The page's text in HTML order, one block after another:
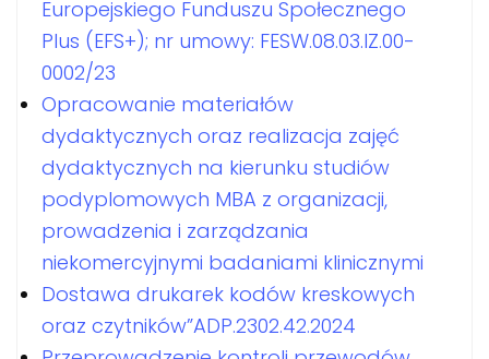
Europejskiego Funduszu Społecznego
Plus (EFS+); nr umowy: FESW.08.03.IZ.00-
0002/23
Opracowanie materiałów
dydaktycznych oraz realizacja zajęć
dydaktycznych na kierunku studiów
podyplomowych MBA z organizacji,
prowadzenia i zarządzania
niekomercyjnymi badaniami klinicznymi
Dostawa drukarek kodów kreskowych
oraz czytników”ADP.2302.42.2024